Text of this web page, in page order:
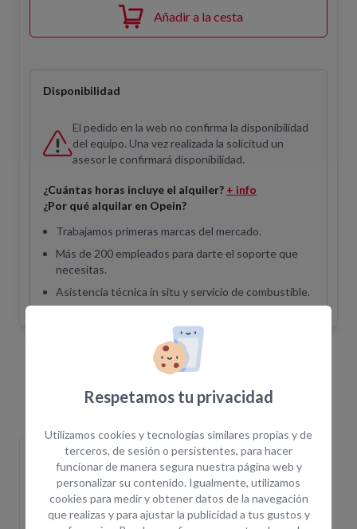
Añadir a la cesta
Disponibilidad
El pedido en la web no confirma la disponibilidad
del equipo. Una vez realizada la solicitud un
asesor le confirmará disponibilidad.
¿Cuántas horas incluye el alquiler? + info
¿Por qué alquilar en Opein?
Trabajamos primeras marcas del mercado.
Más de 200 empleados para darte el soporte que
necesitas.
Asistencia técnica in situ y servicio de combustible.
Equipos Relacionados
TRACTOR ELECTRICO TRACTOR ELECTRICO
Respetamos tu privacidad
Utilizamos cookies y tecnologías similares propias y de
terceros, de sesión o persistentes, para hacer
funcionar de manera segura nuestra página web y
personalizar su contenido. Igualmente, utilizamos
cookies para medir y obtener datos de la navegación
que realizas y para ajustar la publicidad a tus gustos y